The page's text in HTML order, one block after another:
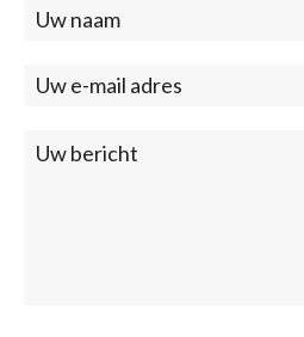
Contact